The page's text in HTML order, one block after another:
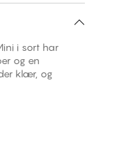
i sort har
og en
klær, og